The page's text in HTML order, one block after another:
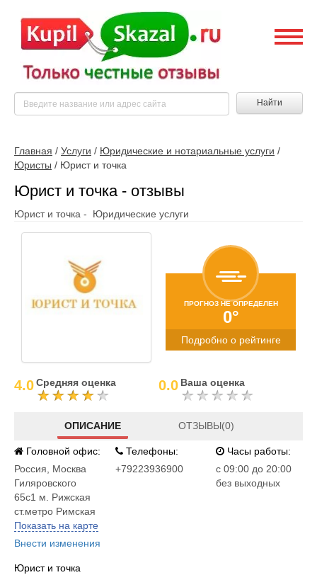
Найти
Главная / Услуги / Юридические и нотариальные услуги /
Юристы / Юрист и точка
Юрист и точка - отзывы
Юрист и точка - Юридические услуги
ПРОГНОЗ НЕ ОПРЕДЕЛЕН
0°
Подробно о рейтинге
4.0Средняя оценка 0.0 Ваша оценка
ОПИСАНИЕ ОТЗЫВЫ(0)
Головной офис:
Россия
Москва
Гиляровского
65с1 м. Рижская
ст.метро Римская
Показать на карте
Внести изменения
Телефоны:
+79223936900
Часы работы:
c 09:00 до 20:00
без выходных
Юрист и точка